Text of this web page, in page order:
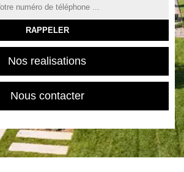
Nos realisations
Nous contacter